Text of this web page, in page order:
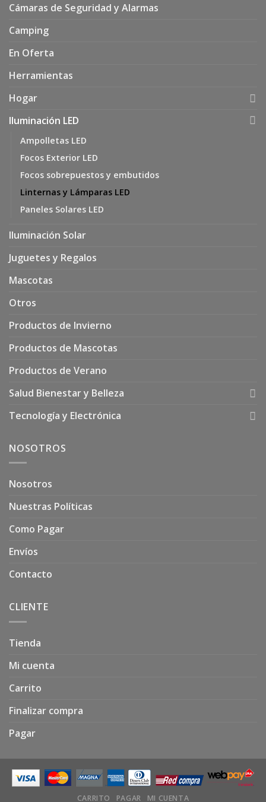
Cámaras de Seguridad y Alarmas
Camping
En Oferta
Herramientas
Hogar
Iluminación LED
Ampolletas LED
Focos Exterior LED
Focos sobrepuestos y embutidos
Linternas y Lámparas LED
Paneles Solares LED
Iluminación Solar
Juguetes y Regalos
Mascotas
Otros
Productos de Invierno
Productos de Mascotas
Productos de Verano
Salud Bienestar y Belleza
Tecnología y Electrónica
NOSOTROS
Nosotros
Nuestras Políticas
Como Pagar
Envíos
Contacto
CLIENTE
Tienda
Mi cuenta
Carrito
Finalizar compra
Pagar
CARRITO PAGAR MI CUENTA